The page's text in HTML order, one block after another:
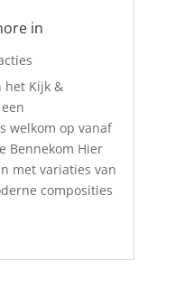
in
het Kijk &
welkom op vanaf
Bennekom Hier
met variaties van
composities